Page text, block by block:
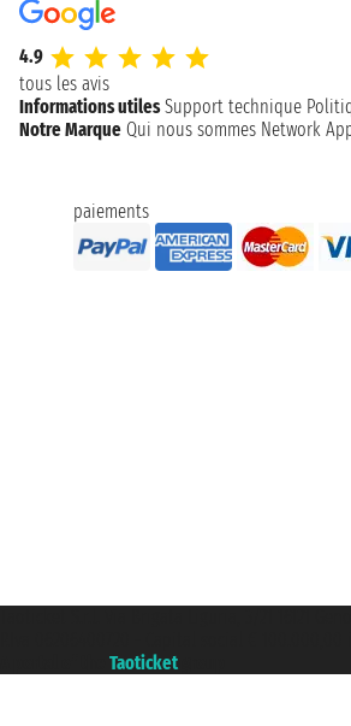
4.9
tous les avis
Informations utiles Support technique
Notre Marque Qui nous sommes Network
paiements
Taoticket